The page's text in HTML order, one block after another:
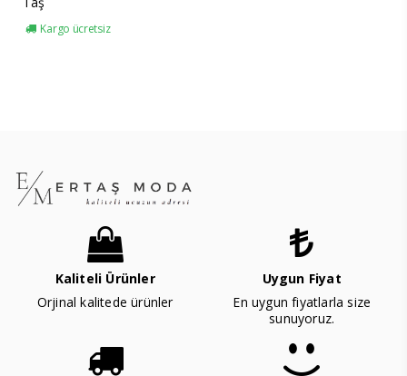
Kargo ücretsiz
Kaliteli Ürünler
Orjinal kalitede ürünler
Uygun Fiyat
En uygun fiyatlarla size
sunuyoruz.